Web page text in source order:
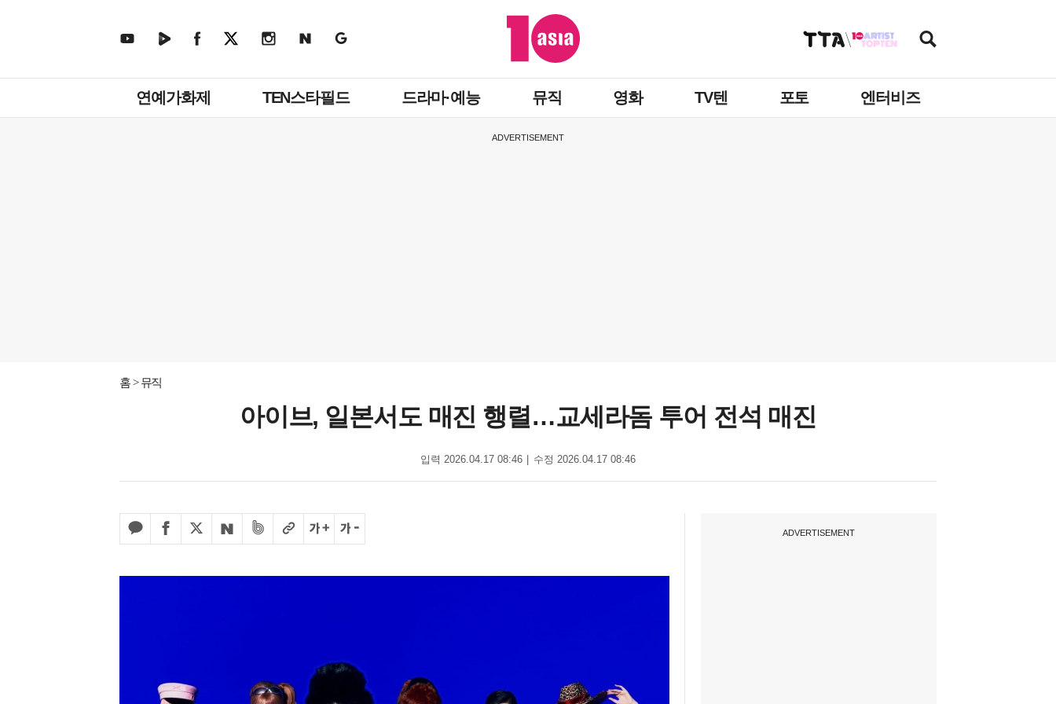
뉴
연예가화제 TEN스타필드 드라마·예능 뮤직 영화 TV텐 포토 엔터비즈
ADVERTISEMENT
홈 뮤직
아이브, 일본서도 매진 행렬…교세라돔 투어 전석 매진
입력 2026.04.17 08:46 수정 2026.04.17 08:46
ADVERTISEMENT